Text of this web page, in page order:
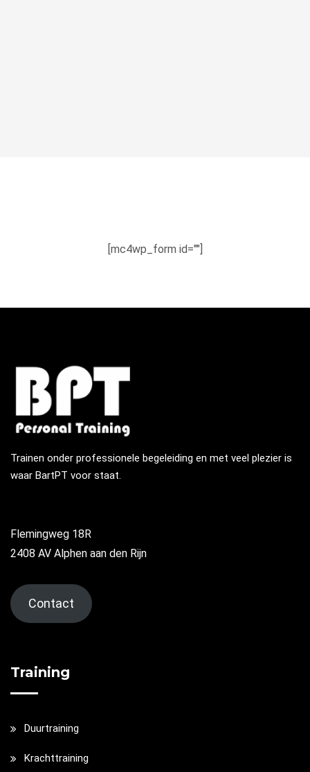
[mc4wp_form id=""]
Trainen onder professionele begeleiding en met veel plezier is
waar BartPT voor staat.
Flemingweg 18R
2408 AV Alphen aan den Rijn
Contact
Training
Duurtraining
Krachttraining